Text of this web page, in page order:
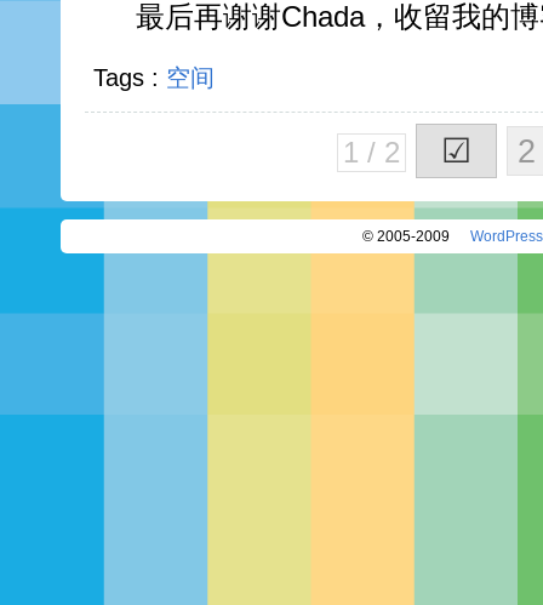
最后再谢谢Chada，收留我的
Tags : 空间
1 / 2 ☑ 2
© 2005-2009 WordPress